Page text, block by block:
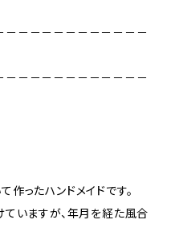
－－－－－－－－－－－
－－－－－－－－－－－
ったハンドメイドです。
いますが、年月を経た風合